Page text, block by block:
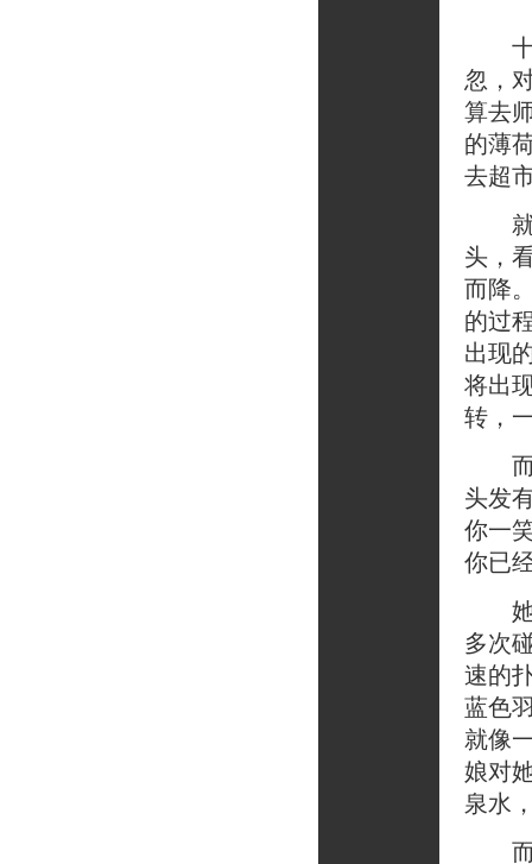
十
忽，
算去
的薄
去超
就
头，
而降
的过
出现
将出
转，
而
头发
你一
你已
她
多次
速的
蓝色
就像
娘对
泉水
而